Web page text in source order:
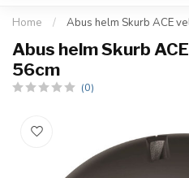
Home / Abus helm Skurb ACE
Abus helm Skurb
56cm
(0)